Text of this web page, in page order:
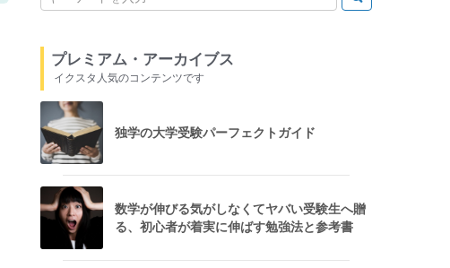
プレミアム・アーカイブス
イクスタ人気のコンテンツです
独学の大学受験パーフェクトガイド
数学が伸びる気がしなくてヤバい受験生へ贈
る、初心者が着実に伸ばす勉強法と参考書